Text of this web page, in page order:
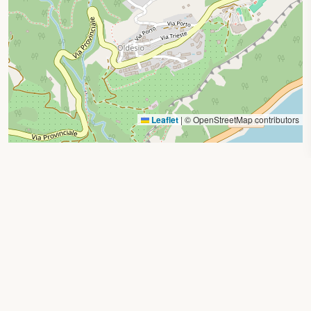
Leaflet | © OpenStreetMap contributors